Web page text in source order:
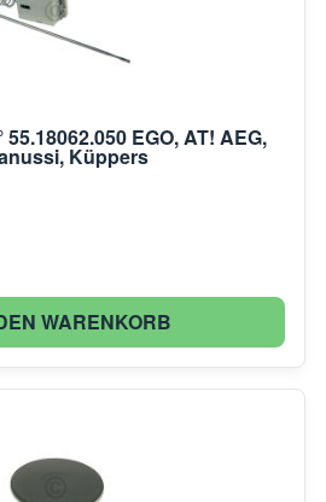
EGO, AT! AEG,
Küppers
WARENKORB